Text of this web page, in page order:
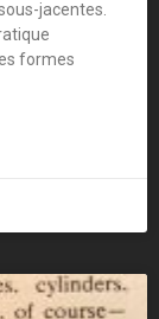
jacentes.
formes